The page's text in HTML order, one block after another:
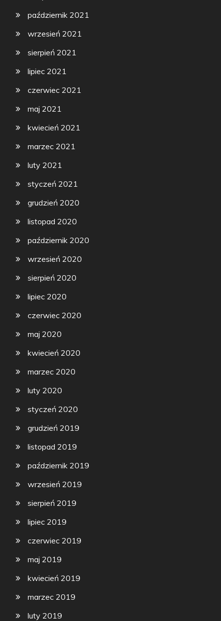
październik 2021
wrzesień 2021
sierpień 2021
lipiec 2021
czerwiec 2021
maj 2021
kwiecień 2021
marzec 2021
luty 2021
styczeń 2021
grudzień 2020
listopad 2020
październik 2020
wrzesień 2020
sierpień 2020
lipiec 2020
czerwiec 2020
maj 2020
kwiecień 2020
marzec 2020
luty 2020
styczeń 2020
grudzień 2019
listopad 2019
październik 2019
wrzesień 2019
sierpień 2019
lipiec 2019
czerwiec 2019
maj 2019
kwiecień 2019
marzec 2019
luty 2019